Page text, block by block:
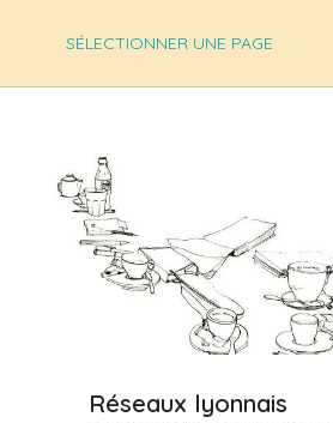
SÉLECTIONNER UNE PAGE
Réseaux lyonnais